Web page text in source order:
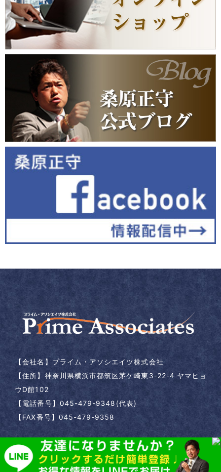
【会社名】 プライム・アソシエイツ株式会社
【住所】 神奈川県横浜市都筑区茅ケ崎東3-22-4 ヤマヒョ
ウD館102
【電話番号】 045-479-9348(代表)
【FAX番号】045-479-9358
Copyright(c)2017桑原正守.All Right Reserved.Design by
(株)ゆいまーる